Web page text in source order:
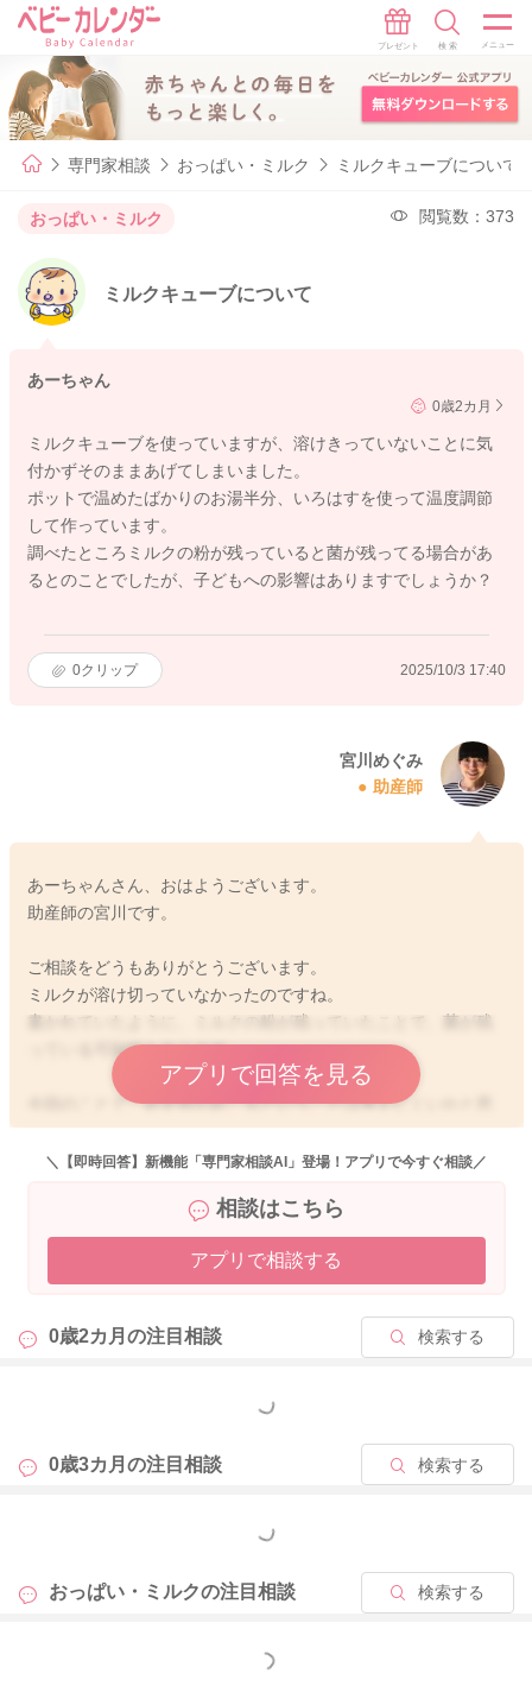
専門家相談 おっぱい・ミルク ミルクキューブについて
おっぱい・ミルク 閲覧数：373
ミルクキューブについて
あーちゃん
0歳2カ月
ミルクキューブを使っていますが、溶けきっていないことに気
付かずそのままあげてしまいました。
ポットで温めたばかりのお湯半分、いろはすを使って温度調節
して作っています。
調べたところミルクの粉が残っていると菌が残ってる場合があ
るとのことでしたが、子どもへの影響はありますでしょうか？
0クリップ 2025/10/3 17:40
宮川めぐみ
助産師
あーちゃんさん、おはようございます。
助産師の宮川です。
ご相談をどうもありがとうございます。
ミルクが溶け切っていなかったのですね。
書かれていたように、ミルクの粉が残っていたことで、菌が残
っている可能性もあります。
今回のことで、必ず何か起こるということは考えにくいかと思
うのですが、念のために飲んでから数日間ほどは、発熱や頻回
な下痢や嘔吐、哺乳の低下、活気がないなど変わった様子がみ
だけたらと思います。
どうぞよろしくお願いします。
アプリで回答を見る
＼【即時回答】新機能「専門家相談AI」登場！アプリで今すぐ相談／
相談はこちら
アプリで相談する
0歳2カ月の注目相談 検索する
もっと見る
0歳3カ月の注目相談 検索する
もっと見る
おっぱい・ミルクの注目相談 検索する
もっと見る